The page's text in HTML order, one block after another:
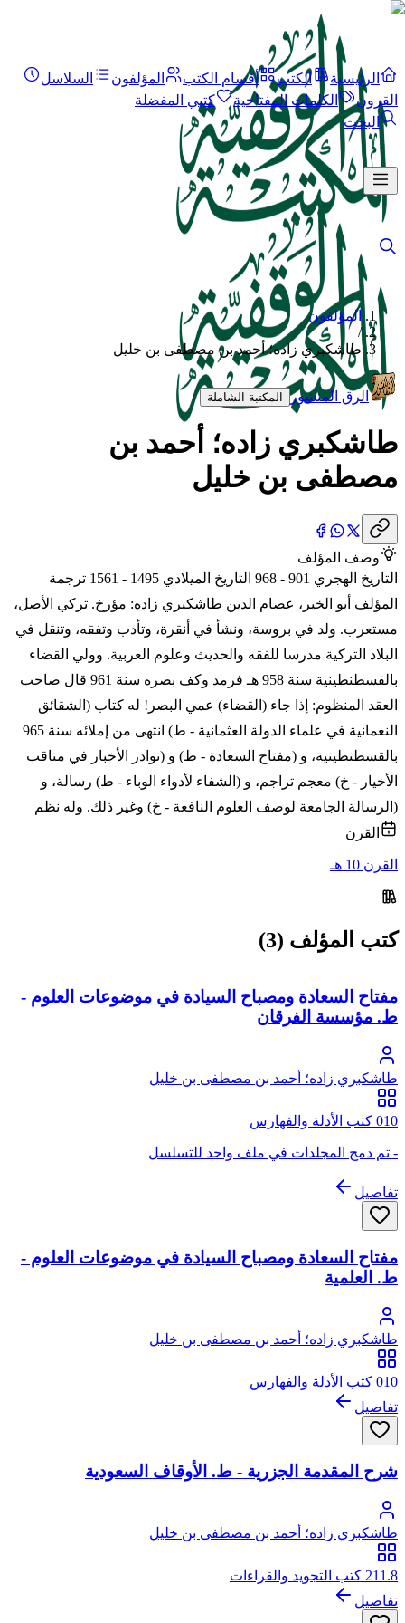
الرئيسية الكتب أقسام الكتب المؤلفون
السلاسل
القرون
الكلمات المفتاحية
كتبي المفضلة
البحث
المؤلفون
/
طاشكبري زاده؛ أحمد بن مصطفى بن خليل
الرق المنشور المكتبة الشاملة
طاشكبري زاده؛ أحمد بن
مصطفى بن خليل
وصف المؤلف
التاريخ الهجري 901 - 968 التاريخ الميلادي 1495 - 1561 ترجمة
المؤلف أبو الخير، عصام الدين طاشكبري زاده: مؤرخ. تركي الأصل،
مستعرب. ولد في بروسة، ونشأ في أنقرة، وتأدب وتفقه، وتنقل في
البلاد التركية مدرسا للفقه والحديث وعلوم العربية. وولي القضاء
بالقسطنطينية سنة 958 هـ فرمد وكف بصره سنة 961 قال صاحب
العقد المنظوم: إذا جاء (القضاء) عمي البصر! له كتاب (الشقائق
النعمانية في علماء الدولة العثمانية - ط) انتهى من إملائه سنة 965
بالقسطنطينية، و (مفتاح السعادة - ط) و (نوادر الأخبار في مناقب
الأخيار - خ) معجم تراجم، و (الشفاء لأدواء الوباء - ط) رسالة، و
(الرسالة الجامعة لوصف العلوم النافعة - خ) وغير ذلك. وله نظم
القرن
القرن 10 هـ
كتب المؤلف (3)
مفتاح السعادة ومصباح السيادة في موضوعات العلوم -
ط. مؤسسة الفرقان
طاشكبري زاده؛ أحمد بن مصطفى بن خليل
010 كتب الأدلة والفهارس
- تم دمج المجلدات في ملف واحد للتسلسل
تفاصيل
مفتاح السعادة ومصباح السيادة في موضوعات العلوم -
ط. العلمية
طاشكبري زاده؛ أحمد بن مصطفى بن خليل
010 كتب الأدلة والفهارس
تفاصيل
شرح المقدمة الجزرية - ط. الأوقاف السعودية
طاشكبري زاده؛ أحمد بن مصطفى بن خليل
211.8 كتب التجويد والقراءات
تفاصيل